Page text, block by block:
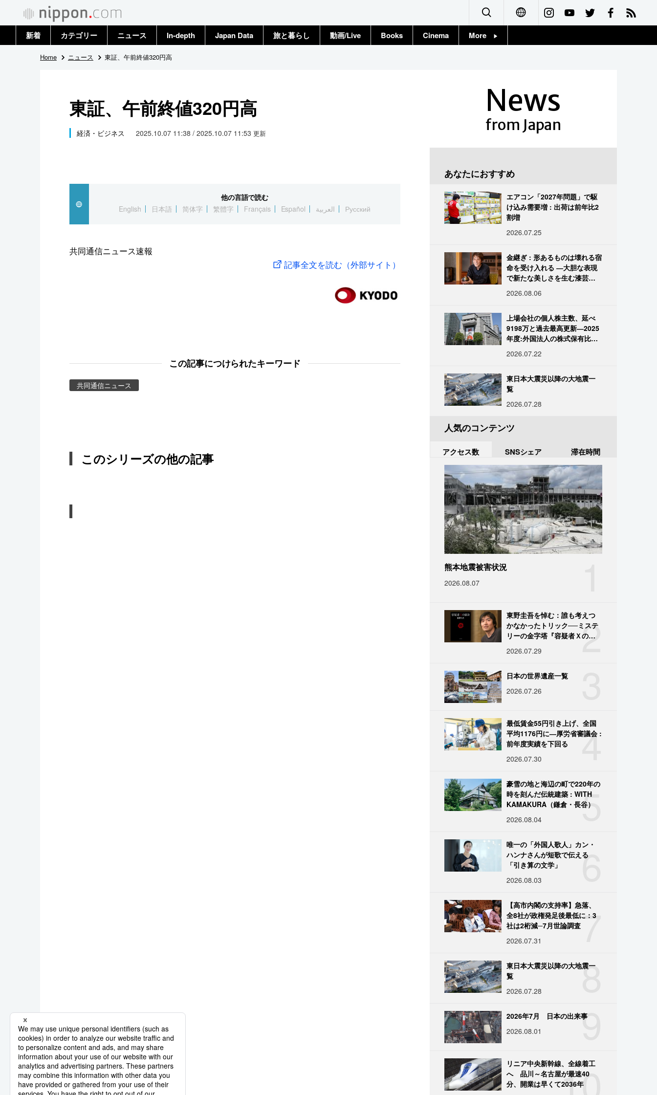
Français
新着 カテゴリー
政治・外交
国際
科学・技術
暮らし
ニュース
トップ
In-depth Japan Data 旅と暮らし 動画/Live Books Cinema More
Home ニュース 東証、午前終値320円高
東証、午前終値320円高
経済・ビジネス 2025.10.07 11:38 / 2025.10.07 11:53 更新
他の言語で読む
English
日本語 简体字 繁體字 Français Español العربية Русский
共同通信ニュース速報
記事全文を読む（外部サイト）
この記事につけられたキーワード
共同通信ニュース
このシリーズの他の記事
News
from Japan
あなたにおすすめ
エアコン「2027年問題」で駆
け込み需要増 : 出荷は前年比2
割増
2026.07.25
金継ぎ : 形あるものは壊れる宿
命を受け入れる ―大胆な表現
で新たな美しさを生む漆芸修
2026.08.06
上場会社の個人株主数、延べ
9198万と過去最高更新―2025
年度:外国法人の株式保有比率
2026.07.22
東日本大震災以降の大地震一
覧
2026.07.28
人気のコンテンツ
アクセス数 SNSシェア 滞在時間
熊本地震被害状況
2026.08.07
2
東野圭吾を悼む：誰も考えつ
かなかったトリック──ミステ
リーの金字塔『容疑者Ｘの献
2026.07.29
日本の世界遺産一覧
2026.07.26
4
最低賃金55円引き上げ、全国
平均1176円に―厚労省審議会 :
前年度実績を下回る
2026.07.30
5
豪雪の地と海辺の町で220年の
時を刻んだ伝統建築 : WITH
KAMAKURA（鎌倉・長谷）
2026.08.04
6
唯一の「外国人歌人」カン・
ハンナさんが短歌で伝える
「引き算の文学」
2026.08.03
7
【高市内閣の支持率】急落、
全8社が政権発足後最低に：3
社は2桁減─7月世論調査
2026.07.31
8
東日本大震災以降の大地震一
覧
2026.07.28
9
2026年7月 日本の出来事
2026.08.01
10
リニア中央新幹線、全線着工
へ 品川～名古屋が最速40
分、開業は早くて2036年